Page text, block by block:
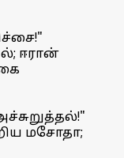
ஈரான்
மசோதா;